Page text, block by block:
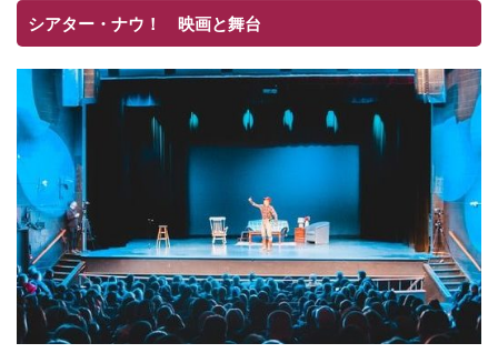
シアター・ナウ！ 映画と舞台